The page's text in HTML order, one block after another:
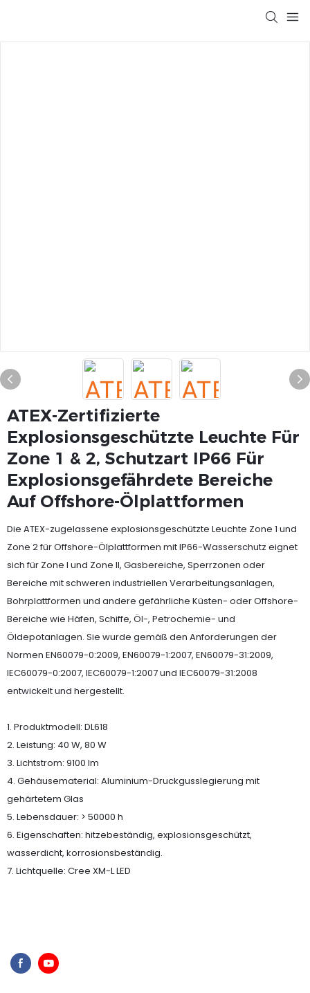
ATEX-Zertifizierte
Explosionsgeschützte Leuchte Für
Zone 1 & 2, Schutzart IP66 Für
Explosionsgefährdete Bereiche
Auf Offshore-Ölplattformen
Die ATEX-zugelassene explosionsgeschützte Leuchte Zone 1 und
Zone 2 für Offshore-Ölplattformen mit IP66-Wasserschutz eignet
sich für Zone I und Zone II, Gasbereiche, Sperrzonen oder
Bereiche mit schweren industriellen Verarbeitungsanlagen,
Bohrplattformen und andere gefährliche Küsten- oder Offshore-
Bereiche wie Häfen, Schiffe, Öl-, Petrochemie- und
Öldepotanlagen. Sie wurde gemäß den Anforderungen der
Normen EN60079-0:2009, EN60079-1:2007, EN60079-31:2009,
IEC60079-0:2007, IEC60079-1:2007 und IEC60079-31:2008
entwickelt und hergestellt.
1. Produktmodell: DL618
2. Leistung: 40 W, 80 W
3. Lichtstrom: 9100 lm
4. Gehäusematerial: Aluminium-Druckgusslegierung mit
gehärtetem Glas
5. Lebensdauer: > 50000 h
6. Eigenschaften: hitzebeständig, explosionsgeschützt,
wasserdicht, korrosionsbeständig.
7. Lichtquelle: Cree XM-L LED